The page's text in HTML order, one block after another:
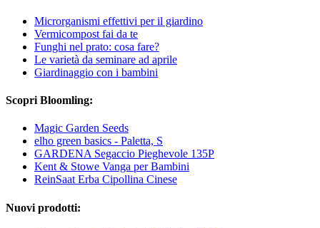
Microrganismi effettivi per il giardino
Vermicompost fai da te
Funghi nel prato: cosa fare?
Le varietà da seminare ad aprile
Giardinaggio con i bambini
Scopri Bloomling:
Magic Garden Seeds
elho green basics - Paletta, S
GARDENA Segaccio Pieghevole 135P
Kent & Stowe Vanga per Bambini
ReinSaat Erba Cipollina Cinese
Nuovi prodotti: